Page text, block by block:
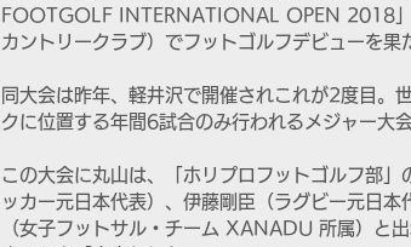
FOOTGOLF INTERNATIONAL OPEN 2018」
カントリークラブ）でフットゴルフデビューを果
同大会は昨年、軽井沢で開催されこれが2度目。
クに位置する年間6試合のみ行われるメジャー大
この大会に丸山は、「ホリプロフットゴルフ部
ッカー元日本代表）、伊藤剛臣（ラグビー元日
（女子フットサル・チーム XANADU 所属）と